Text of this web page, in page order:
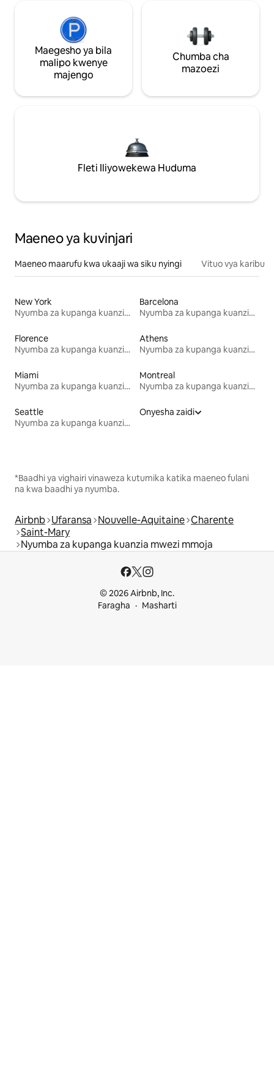
Maegesho ya bila
malipo kwenye
majengo
Chumba cha
mazoezi
Fleti Iliyowekewa Huduma
Maeneo ya kuvinjari
Maeneo maarufu kwa ukaaji wa siku nyingi Vituo vya karibu
New York
Nyumba za kupanga kuanzia mwezi mmoja
Barcelona
Nyumba za kupanga kuanzia mwezi mmoja
Florence
Nyumba za kupanga kuanzia mwezi mmoja
Athens
Nyumba za kupanga kuanzia mwezi mmoja
Miami
Nyumba za kupanga kuanzia mwezi mmoja
Montreal
Nyumba za kupanga kuanzia mwezi mmoja
Seattle
Nyumba za kupanga kuanzia mwezi mmoja
Onyesha zaidi
*Baadhi ya vighairi vinaweza kutumika katika maeneo fulani
na kwa baadhi ya nyumba.
Airbnb Ufaransa Nouvelle-Aquitaine Charente
Saint-Mary
Nyumba za kupanga kuanzia mwezi mmoja
© 2026 Airbnb, Inc.
Faragha
Masharti